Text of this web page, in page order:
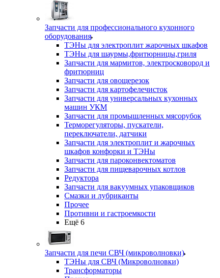
Запчасти для профессионального кухонного
оборудования
ТЭНы для электроплит жарочных шкафов
ТЭНы для шаурмы,фритюрницы,гриля
Запчасти для мармитов, электросковород и
фритюрниц
Запчасти для овощерезок
Запчасти для картофелечисток
Запчасти для универсальных кухонных
машин УКМ
Запчасти для промышленных мясорубок
Терморегуляторы, пускатели,
переключатели, датчики
Запчасти для электроплит и жарочных
шкафов конфорки и ТЭНы
Запчасти для пароконвектоматов
Запчасти для пищеварочных котлов
Редуктора
Запчасти для вакуумных упаковщиков
Смазки и лубриканты
Прочее
Противни и гастроемкости
Ещё 6
Запчасти для печи СВЧ (микроволновки)
ТЭНы для СВЧ (Микроволновки)
Трансформаторы